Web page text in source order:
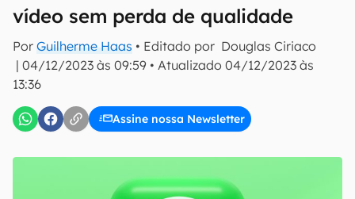
vídeo sem perda de qualidade
Por Guilherme Haas • Editado por Douglas Ciriaco
| 04/12/2023 às 09:59 • Atualizado 04/12/2023 às
13:36
Assine nossa Newsletter
E-mail
Confirmo que li, aceito e concordo com os